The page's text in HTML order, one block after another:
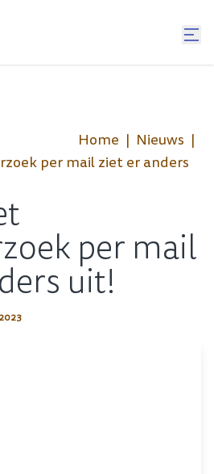
Home
Nieuws
per mail ziet er anders
per mail
uit!